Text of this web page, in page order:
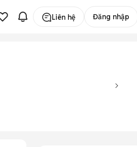
Liên hệ Đăng nhập